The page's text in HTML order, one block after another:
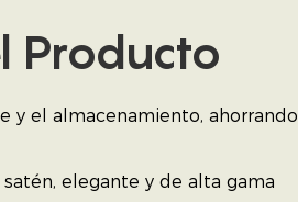
Producto
y el almacenamiento, ahorrando
elegante y de alta gama